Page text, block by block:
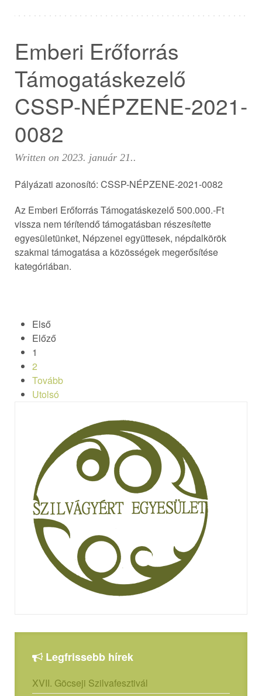
Emberi Erőforrás
Támogatáskezelő
CSSP-NÉPZENE-2021-
0082
Written on 2023. január 21..
Pályázati azonosító: CSSP-NÉPZENE-2021-0082
Az Emberi Erőforrás Támogatáskezelő 500.000.-Ft
vissza nem térítendő támogatásban részesítette
egyesületünket, Népzenei együttesek, népdalkörök
szakmai támogatása a közösségek megerősítése
kategóriában.
Első
Előző
1
2
Tovább
Utolsó
Legfrissebb hírek
XVII. Göcseji Szilvafesztivál